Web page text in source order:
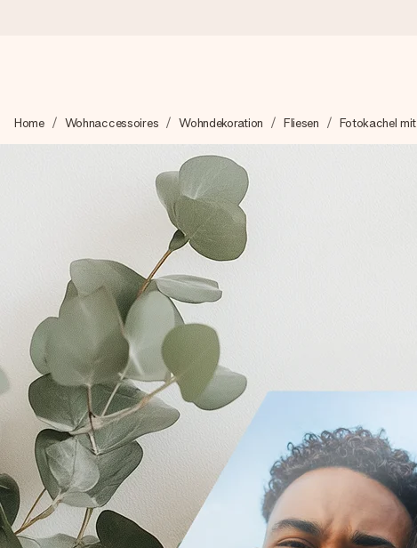
Wir bereiten dein Geschenk sorgfältig vor und schicken es
zählt.
4,8 (basierend auf +15.000 Bewertungen)
Unsere Geschenke begeistern. Kunden bewerten uns mit 4,8
+49 39292 929695
Montag - Freitag : 8:30 - 17:00 Uhr
Samstag - Sonntag : 8:30 - 13:00 Uhr
Home Wohnaccessoires Wohndekoration Fliesen Fotokachel